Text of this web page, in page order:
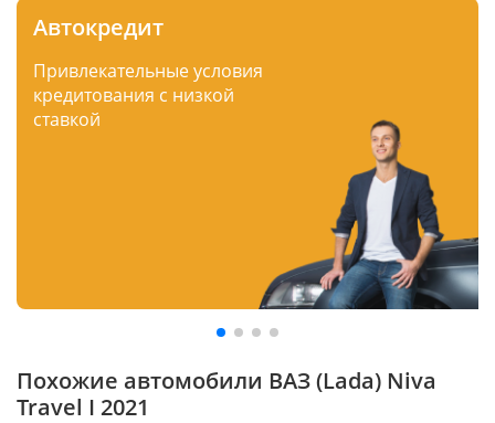
Автокредит
Привлекательные условия
кредитования с низкой
ставкой
Похожие автомобили ВАЗ (Lada) Niva
Travel I 2021